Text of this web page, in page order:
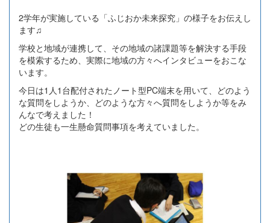
2学年が実施している「ふじおか未来探究」の様子をお伝えし
ます♫
学校と地域が連携して、その地域の諸課題等を解決する手段
を模索するため、実際に地域の方々へインタビューをおこな
います。
今日は1人1台配付されたノート型PC端末を用いて、どのよう
な質問をしようか、どのような方々へ質問をしようか等をみ
んなで考えました！
どの生徒も一生懸命質問事項を考えていました。